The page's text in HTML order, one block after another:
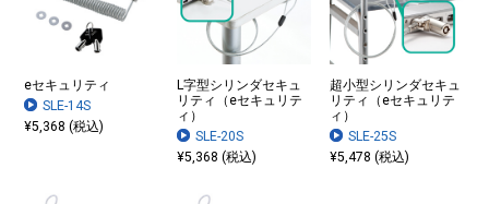
eセキュリティ
SLE-14S
¥5,368 (税込)
L字型シリンダセキュ
リティ（eセキュリテ
ィ）
SLE-20S
¥5,368 (税込)
超小型シリンダセキュ
リティ（eセキュリテ
ィ）
SLE-25S
¥5,478 (税込)